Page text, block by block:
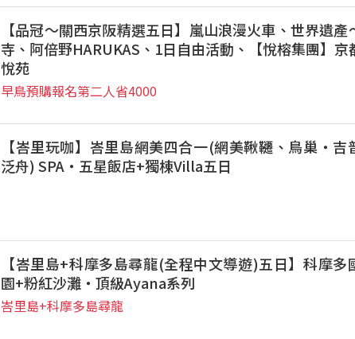
【品冠～關西京阪精選五日】嵐山浪漫火車、世界遺產
寺、阿倍野HARUKAS、1日自由活動、【悅榕集團】京
悅苑
早鳥預購報名第二人省4000
【峇里玩咖】峇里島網美四合一(網美鞦韆、鳥巢‧吉
泛舟) SPA‧五星飯店+獨棟Villa五日
【峇里島+科摩多島尋龍(全程中文導遊)五日】科摩多
園+粉紅沙灘‧頂級Ayana系列
峇里島+科摩多島尋龍